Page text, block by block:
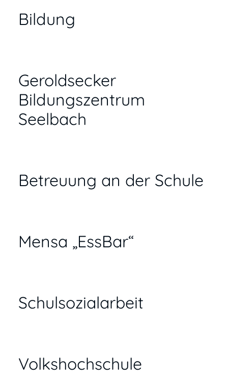
Bildung
Geroldsecker
Bildungszentrum
Seelbach
Betreuung an der Schule
Mensa „EssBar“
Schulsozialarbeit
Volkshochschule